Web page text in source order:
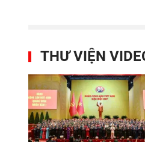
THƯ VIỆN